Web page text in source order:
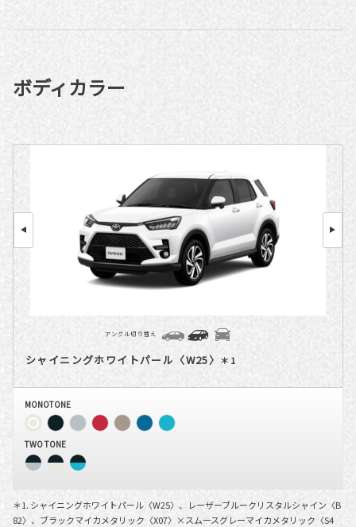
ボディカラー
シャイニングホワイトパール〈W25〉 ＊1
アングル切り替え
MONOTONE
TWO TONE
＊1. シャイニングホワイトパール〈W25〉、レーザーブルークリスタルシャイン〈B
82〉、ブラックマイカメタリック〈X07〉×スムースグレーマイカメタリック〈S4